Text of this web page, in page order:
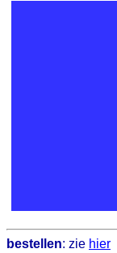
bestellen: zie hier